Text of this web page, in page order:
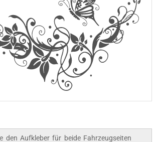
den Aufkleber für beide Fahrzeugseiten